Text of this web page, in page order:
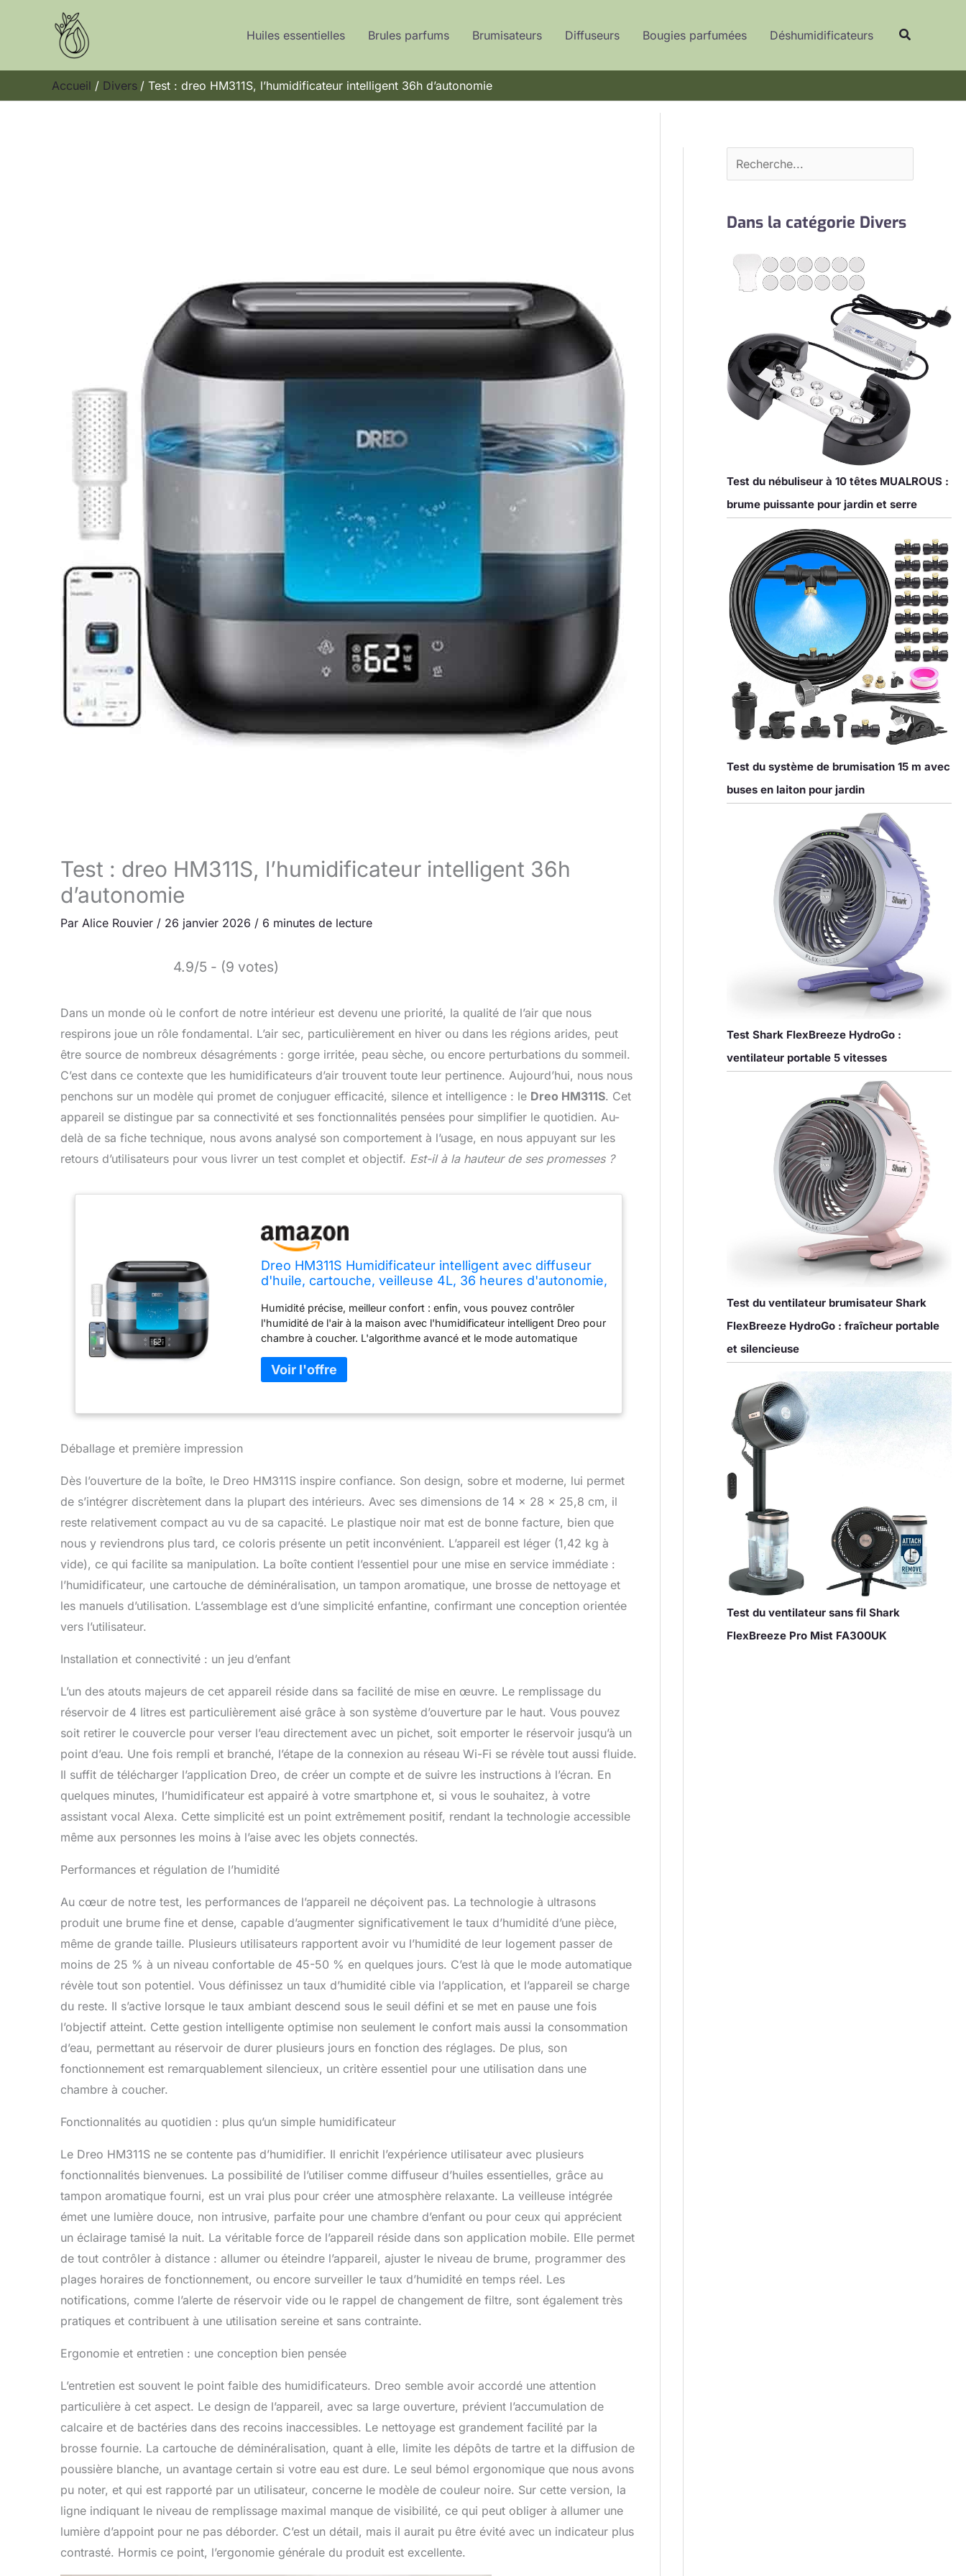
Huiles essentielles Brules parfums Brumisateurs Diffuseurs Bougies parfumées Déshumidificateurs
Accueil Divers Test : dreo HM311S, l’humidificateur intelligent 36h d’autonomie
Test : dreo HM311S, l’humidificateur intelligent 36h
d’autonomie
Par Alice Rouvier / 26 janvier 2026 / 6 minutes de lecture
4.9/5 - (9 votes)
Dans un monde où le confort de notre intérieur est devenu une priorité, la qualité de l’air que nous
respirons joue un rôle fondamental. L’air sec, particulièrement en hiver ou dans les régions arides, peut
être source de nombreux désagréments : gorge irritée, peau sèche, ou encore perturbations du sommeil.
C’est dans ce contexte que les humidificateurs d’air trouvent toute leur pertinence. Aujourd’hui, nous nous
penchons sur un modèle qui promet de conjuguer efficacité, silence et intelligence : le Dreo HM311S. Cet
appareil se distingue par sa connectivité et ses fonctionnalités pensées pour simplifier le quotidien. Au-
delà de sa fiche technique, nous avons analysé son comportement à l’usage, en nous appuyant sur les
retours d’utilisateurs pour vous livrer un test complet et objectif. Est-il à la hauteur de ses promesses ?
Dreo HM311S Humidificateur intelligent avec diffuseur
d'huile, cartouche, veilleuse 4L, 36 heures d'autonomie,
chambre à coucher, la chambre
Humidité précise, meilleur confort : enfin, vous pouvez contrôler
l'humidité de l'air à la maison avec l'humidificateur intelligent Dreo pour
chambre à coucher. L'algorithme avancé et le mode automatique
ambiante intelligente vous tient toujours informé des changements
d'humidité. Contrôle vocal et application : réglez facilement les
ambiant avec Alexa ou Google Assistant, ou n'importe où via
la conception à double admission de Dreo cet humidificateur crée une
brume super grande qui est 3 fois plus grande que la plupart des
humidificateurs. Ainsi, vous obtenez un soulagement plus rapide dans
l'air sec et vous pouvez respirer plus facilement et plus sainement.
Solution d'humidification parfaite : choisissez parmi trois niveaux de
brouillard différents et dirigez le brouillard là où vous le souhaitez grâce
à la buse inclinable à 30°. De plus, l'appareil s'éteint automatiquement
lorsque le réservoir est vide, ce qui en fait l'humidificateur parfait pour
la chambre des enfants et l'entretien des plantes. Confort continu de
36 heures : profitez d'un air humidifié silencieux toute la nuit, la
besoin d'être rempli la nuit.
Déballage et première impression
Dès l’ouverture de la boîte, le Dreo HM311S inspire confiance. Son design, sobre et moderne, lui permet
de s’intégrer discrètement dans la plupart des intérieurs. Avec ses dimensions de 14 x 28 x 25,8 cm, il
reste relativement compact au vu de sa capacité. Le plastique noir mat est de bonne facture, bien que
nous y reviendrons plus tard, ce coloris présente un petit inconvénient. L’appareil est léger (1,42 kg à
vide), ce qui facilite sa manipulation. La boîte contient l’essentiel pour une mise en service immédiate :
l’humidificateur, une cartouche de déminéralisation, un tampon aromatique, une brosse de nettoyage et
les manuels d’utilisation. L’assemblage est d’une simplicité enfantine, confirmant une conception orientée
vers l’utilisateur.
Installation et connectivité : un jeu d’enfant
L’un des atouts majeurs de cet appareil réside dans sa facilité de mise en œuvre. Le remplissage du
réservoir de 4 litres est particulièrement aisé grâce à son système d’ouverture par le haut. Vous pouvez
soit retirer le couvercle pour verser l’eau directement avec un pichet, soit emporter le réservoir jusqu’à un
point d’eau. Une fois rempli et branché, l’étape de la connexion au réseau Wi-Fi se révèle tout aussi fluide.
Il suffit de télécharger l’application Dreo, de créer un compte et de suivre les instructions à l’écran. En
quelques minutes, l’humidificateur est appairé à votre smartphone et, si vous le souhaitez, à votre
assistant vocal Alexa. Cette simplicité est un point extrêmement positif, rendant la technologie accessible
même aux personnes les moins à l’aise avec les objets connectés.
Performances et régulation de l’humidité
Au cœur de notre test, les performances de l’appareil ne déçoivent pas. La technologie à ultrasons
produit une brume fine et dense, capable d’augmenter significativement le taux d’humidité d’une pièce,
même de grande taille. Plusieurs utilisateurs rapportent avoir vu l’humidité de leur logement passer de
moins de 25 % à un niveau confortable de 45-50 % en quelques jours. C’est là que le mode automatique
révèle tout son potentiel. Vous définissez un taux d’humidité cible via l’application, et l’appareil se charge
du reste. Il s’active lorsque le taux ambiant descend sous le seuil défini et se met en pause une fois
l’objectif atteint. Cette gestion intelligente optimise non seulement le confort mais aussi la consommation
d’eau, permettant au réservoir de durer plusieurs jours en fonction des réglages. De plus, son
fonctionnement est remarquablement silencieux, un critère essentiel pour une utilisation dans une
chambre à coucher.
Fonctionnalités au quotidien : plus qu’un simple humidificateur
Le Dreo HM311S ne se contente pas d’humidifier. Il enrichit l’expérience utilisateur avec plusieurs
fonctionnalités bienvenues. La possibilité de l’utiliser comme diffuseur d’huiles essentielles, grâce au
tampon aromatique fourni, est un vrai plus pour créer une atmosphère relaxante. La veilleuse intégrée
émet une lumière douce, non intrusive, parfaite pour une chambre d’enfant ou pour ceux qui apprécient
un éclairage tamisé la nuit. La véritable force de l’appareil réside dans son application mobile. Elle permet
de tout contrôler à distance : allumer ou éteindre l’appareil, ajuster le niveau de brume, programmer des
plages horaires de fonctionnement, ou encore surveiller le taux d’humidité en temps réel. Les
notifications, comme l’alerte de réservoir vide ou le rappel de changement de filtre, sont également très
pratiques et contribuent à une utilisation sereine et sans contrainte.
Ergonomie et entretien : une conception bien pensée
L’entretien est souvent le point faible des humidificateurs. Dreo semble avoir accordé une attention
particulière à cet aspect. Le design de l’appareil, avec sa large ouverture, prévient l’accumulation de
calcaire et de bactéries dans des recoins inaccessibles. Le nettoyage est grandement facilité par la
brosse fournie. La cartouche de déminéralisation, quant à elle, limite les dépôts de tartre et la diffusion de
poussière blanche, un avantage certain si votre eau est dure. Le seul bémol ergonomique que nous avons
pu noter, et qui est rapporté par un utilisateur, concerne le modèle de couleur noire. Sur cette version, la
ligne indiquant le niveau de remplissage maximal manque de visibilité, ce qui peut obliger à allumer une
lumière d’appoint pour ne pas déborder. C’est un détail, mais il aurait pu être évité avec un indicateur plus
contrasté. Hormis ce point, l’ergonomie générale du produit est excellente.
e
e
c
r
Dans la catégorie Divers
Test du nébuliseur à 10 têtes MUALROUS :
brume puissante pour jardin et serre
Test du système de brumisation 15 m avec
buses en laiton pour jardin
Test Shark FlexBreeze HydroGo :
ventilateur portable 5 vitesses
Test du ventilateur brumisateur Shark
FlexBreeze HydroGo : fraîcheur portable
et silencieuse
Test du ventilateur sans fil Shark
FlexBreeze Pro Mist FA300UK